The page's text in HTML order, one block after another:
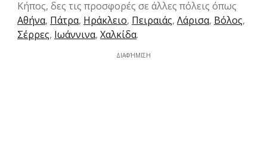
Κήπος, δες τις προσφορές σε άλλες πόλεις όπως
Αθήνα, Πάτρα, Ηράκλειο, Πειραιάς, Λάρισα, Βόλος,
Σέρρες, Ιωάννινα, Χαλκίδα.
ΔΙΑΦΉΜΙΣΗ